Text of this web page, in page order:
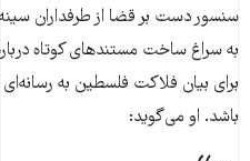
سنسور دست بر قضا از طرفداران
به سراغ ساخت مستندهای کوتاه
برای بیان فلاکت فلسطین به
باشد. او می‌گوید: